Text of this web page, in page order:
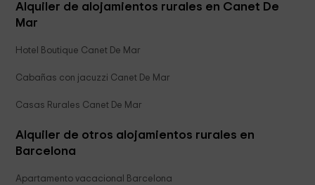
Alquiler de alojamientos rurales en Canet De
Mar
Hotel Boutique Canet De Mar
Cabañas con jacuzzi Canet De Mar
Casas Rurales Canet De Mar
Alquiler de otros alojamientos rurales en
Barcelona
Apartamento vacacional Barcelona